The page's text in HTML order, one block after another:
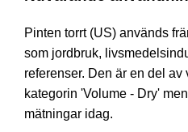
Pinten torrt (US) används
som jordbruk,
referenser. Den är en del
kategorin 'Volume - Dry'
mätningar idag.